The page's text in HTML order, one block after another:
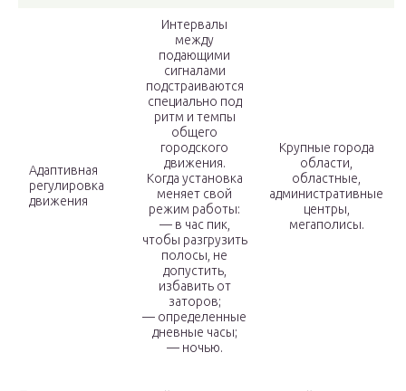
Адаптивная
регулировка
движения
Интервалы
между
подающими
сигналами
подстраиваются
специально под
ритм и темпы
общего
городского
движения.
Когда установка
меняет свой
режим работы:
— в час пик,
чтобы разгрузить
полосы, не
допустить,
избавить от
заторов;
— определенные
дневные часы;
— ночью.
Крупные города
области,
областные,
административные
центры,
мегаполисы.